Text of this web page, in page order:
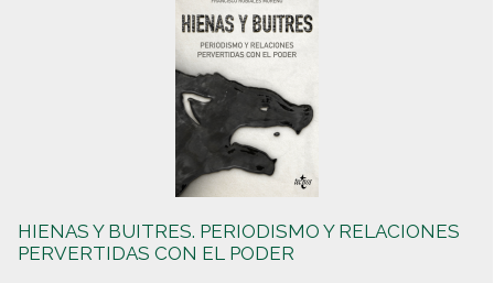
HIENAS Y BUITRES. PERIODISMO Y RELACIONES
PERVERTIDAS CON EL PODER